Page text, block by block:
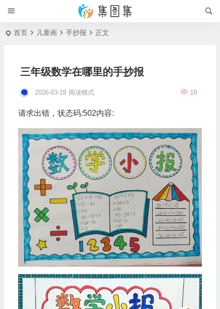
首页 儿童画 手抄报 正文
三年级数学在哪里的手抄报
2026-03-19 19
阅读模式
请求出错，状态码:502内容: